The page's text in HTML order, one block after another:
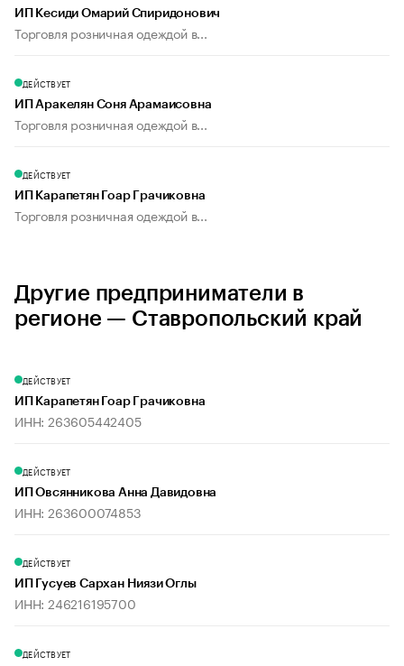
ИП Кесиди Омарий Спиридонович
Торговля розничная одеждой в...
ДЕЙСТВУЕТ
ИП Аракелян Соня Арамаисовна
Торговля розничная одеждой в...
ДЕЙСТВУЕТ
ИП Карапетян Гоар Грачиковна
Торговля розничная одеждой в...
Другие предприниматели в
регионе — Ставропольский край
ДЕЙСТВУЕТ
ИП Карапетян Гоар Грачиковна
ИНН: 263605442405
ДЕЙСТВУЕТ
ИП Овсянникова Анна Давидовна
ИНН: 263600074853
ДЕЙСТВУЕТ
ИП Гусуев Сархан Ниязи Оглы
ИНН: 246216195700
ДЕЙСТВУЕТ